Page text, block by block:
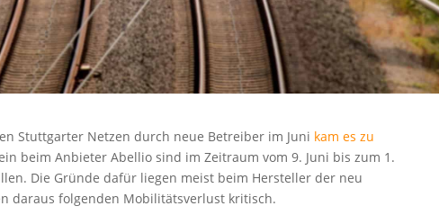
Stuttgarter Netzen durch neue Betreiber im Juni kam es zu
beim Anbieter Abellio sind im Zeitraum vom 9. Juni bis zum 1.
Die Gründe dafür liegen meist beim Hersteller der neu
daraus folgenden Mobilitätsverlust kritisch.